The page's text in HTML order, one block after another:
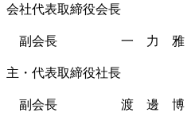
会社代表取締役会長
副会長 一 力 雅 彦 株
主・代表取締役社長
副会長 渡 邊 博 美 福